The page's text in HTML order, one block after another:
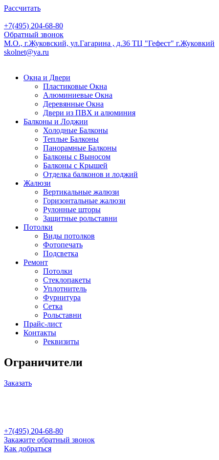
Рассчитать
+7(495) 204-68-80
Обратный звонок
М.О., г.Жуковский, ул.Гагарина , д.36 ТЦ "Гефест" г.Жуковкий
skolnet@ya.ru
Окна и Двери
Пластиковые Окна
Алюминиевые Окна
Деревянные Окна
Двери из ПВХ и алюминия
Балконы и Лоджии
Холодные Балконы
Теплые Балконы
Панорамные Балконы
Балконы с Выносом
Балконы с Крышей
Отделка балконов и лоджий
Жалюзи
Вертикальные жалюзи
Горизонтальные жалюзи
Рулонные шторы
Защитные рольставни
Потолки
Виды потолков
Фотопечать
Подсветка
Ремонт
Потолки
Стеклопакеты
Уплотнитель
Фурнитура
Сетка
Рольставни
Прайс-лист
Контакты
Реквизиты
Ограничители
Заказать
+7(495) 204-68-80
Закажите обратный звонок
Как добраться